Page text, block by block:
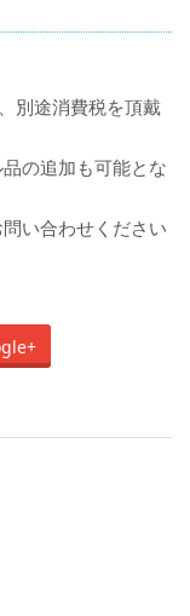
別途消費税を頂戴
の追加も可能とな
い合わせください